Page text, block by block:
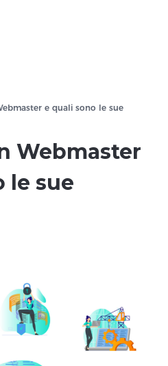
e quali sono le sue
Webmaster
le sue